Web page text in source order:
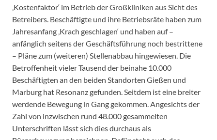
‚Kostenfaktor‘ im Betrieb der Großkliniken aus Sicht des
Betreibers. Beschäftigte und ihre Betriebsräte haben zum
Jahresanfang ‚Krach geschlagen‘ und haben auf –
anfänglich seitens der Geschäftsführung noch bestrittene
– Pläne zum (weiteren) Stellenabbau hingewiesen. Die
Betroffenheit vieler Tausend der beinahe 10.000
Beschäftigten an den beiden Standorten Gießen und
Marburg hat Resonanz gefunden. Seitdem ist eine breiter
werdende Bewegung in Gang gekommen. Angesichts der
Zahl von inzwischen rund 48.000 gesammelten
Unterschriften lässt sich dies durchaus als